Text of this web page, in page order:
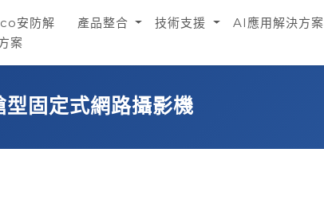
安防解
案
產品整合 技術支援 AI應用解決方案
固定式網路攝影機